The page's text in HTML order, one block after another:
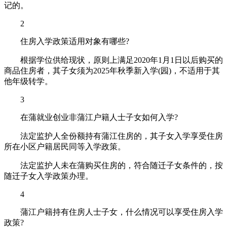
记的。
2
住房入学政策适用对象有哪些?
根据学位供给现状，原则上满足2020年1月1日以后购买的
商品住房者，其子女须为2025年秋季新入学(园)，不适用于其
他年级转学。
3
在蒲就业创业非蒲江户籍人士子女如何入学?
法定监护人全份额持有蒲江住房的，其子女入学享受住房
所在小区户籍居民同等入学政策。
法定监护人未在蒲购买住房的，符合随迁子女条件的，按
随迁子女入学政策办理。
4
蒲江户籍持有住房人士子女，什么情况可以享受住房入学
政策?